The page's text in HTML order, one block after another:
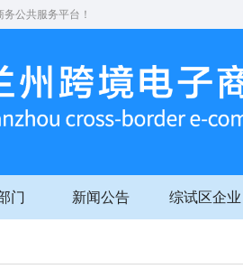
公共服务平台！
门 新闻公告 综试区企业